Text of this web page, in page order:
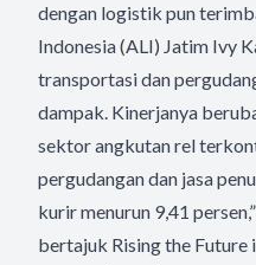
dengan logistik pun
Indonesia (ALI) Jatim Ivy
transportasi dan
dampak. Kinerjanya
sektor angkutan rel
pergudangan dan jasa
kurir menurun 9,41
bertajuk Rising the